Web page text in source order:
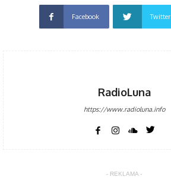
Facebook Twitter
RadioLuna
https://www.radioluna.info
- REKLAMA -